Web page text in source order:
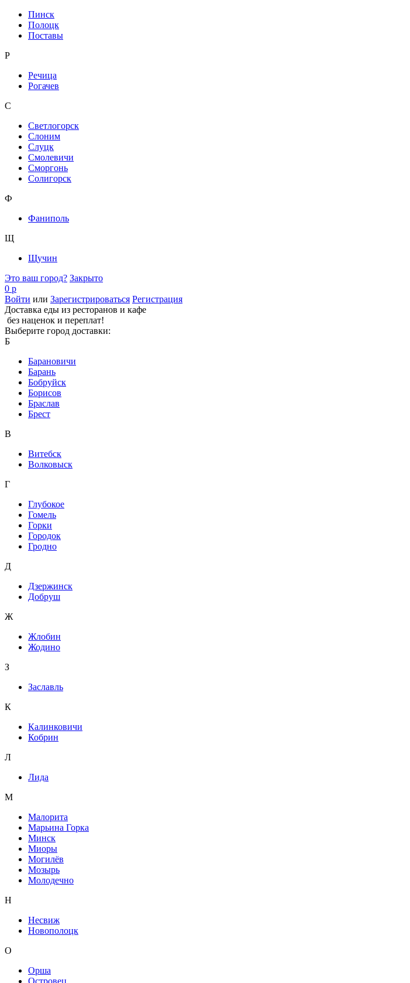
Пинск
Полоцк
Поставы
Р
Речица
Рогачев
С
Светлогорск
Слоним
Слуцк
Смолевичи
Сморгонь
Солигорск
Ф
Фаниполь
Щ
Щучин
Это ваш город? Закрыто
0 р
Войти или Зарегистрироваться Регистрация
Доставка еды из ресторанов и кафе
без наценок и переплат!
Выберите город доставки:
Б
Барановичи
Барань
Бобруйск
Борисов
Браслав
Брест
В
Витебск
Волковыск
Г
Глубокое
Гомель
Горки
Городок
Гродно
Д
Дзержинск
Добруш
Ж
Жлобин
Жодино
З
Заславль
К
Калинковичи
Кобрин
Л
Лида
М
Малорита
Марьина Горка
Минск
Миоры
Могилёв
Мозырь
Молодечно
Н
Несвиж
Новополоцк
О
Орша
Островец